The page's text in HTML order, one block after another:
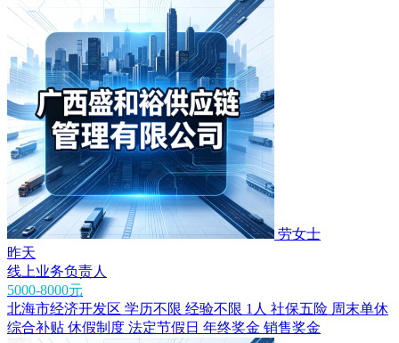
劳女士
昨天
线上业务负责人
5000-8000元
北海市经济开发区 学历不限 经验不限 1人 社保五险 周末单休
综合补贴 休假制度 法定节假日 年终奖金 销售奖金